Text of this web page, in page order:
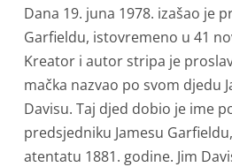
Dana 19. juna 1978. izašao je
Garfieldu, istovremeno u 41
Kreator i autor stripa je
mačka nazvao po svom djedu
Davisu. Taj djed dobio je ime
predsjedniku Jamesu
atentatu 1881. godine. Jim